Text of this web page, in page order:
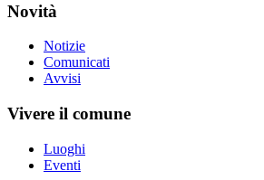
Novità
Notizie
Comunicati
Avvisi
Vivere il comune
Luoghi
Eventi